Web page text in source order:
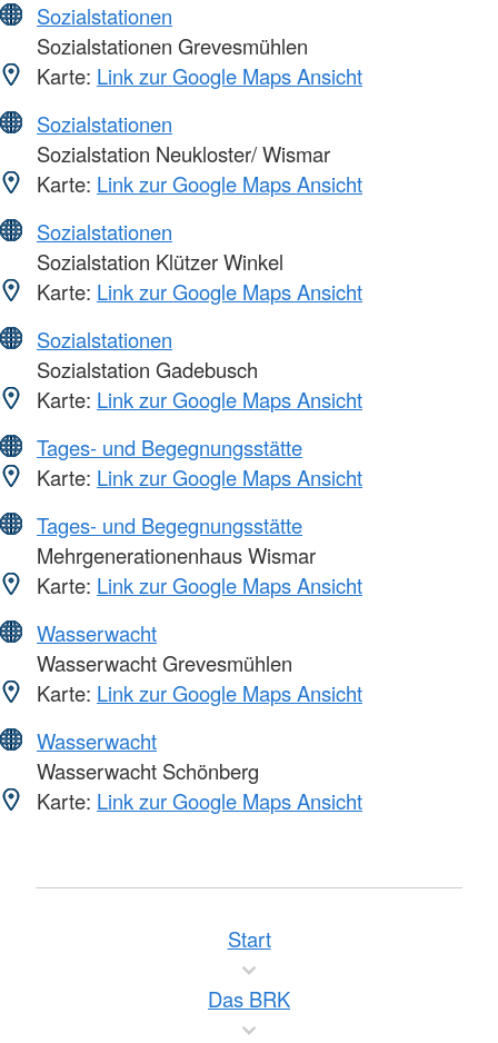
Sozialstationen
Sozialstationen Grevesmühlen
Karte: Link zur Google Maps Ansicht
Sozialstationen
Sozialstation Neukloster/ Wismar
Karte: Link zur Google Maps Ansicht
Sozialstationen
Sozialstation Klützer Winkel
Karte: Link zur Google Maps Ansicht
Sozialstationen
Sozialstation Gadebusch
Karte: Link zur Google Maps Ansicht
Tages- und Begegnungsstätte
Karte: Link zur Google Maps Ansicht
Tages- und Begegnungsstätte
Mehrgenerationenhaus Wismar
Karte: Link zur Google Maps Ansicht
Wasserwacht
Wasserwacht Grevesmühlen
Karte: Link zur Google Maps Ansicht
Wasserwacht
Wasserwacht Schönberg
Karte: Link zur Google Maps Ansicht
Start
Das BRK